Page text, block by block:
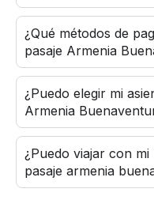
¿Qué métodos de
pasaje Armenia
¿Puedo elegir mi
Armenia
¿Puedo viajar con
pasaje armenia